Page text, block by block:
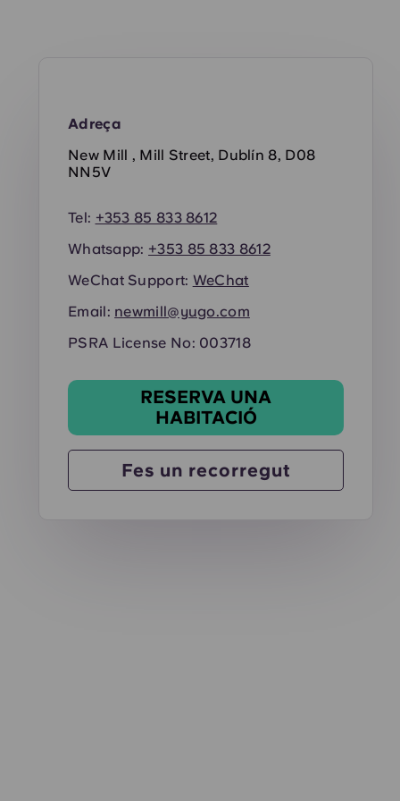
Adreça
New Mill , Mill Street, Dublín 8, D08
NN5V
Tel: +353 85 833 8612
Whatsapp: +353 85 833 8612
WeChat Support: WeChat
Email: newmill@yugo.com
PSRA License No: 003718
RESERVA UNA
HABITACIÓ
Fes un recorregut